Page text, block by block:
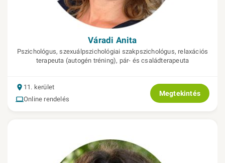
Váradi Anita
Pszichológus, szexuálpszichológiai szakpszichológus, relaxációs
terapeuta (autogén tréning), pár- és családterapeuta
11. kerület
Online rendelés
Megtekintés